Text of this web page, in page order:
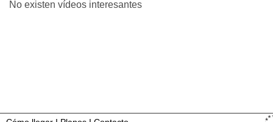
No existen vídeos interesantes